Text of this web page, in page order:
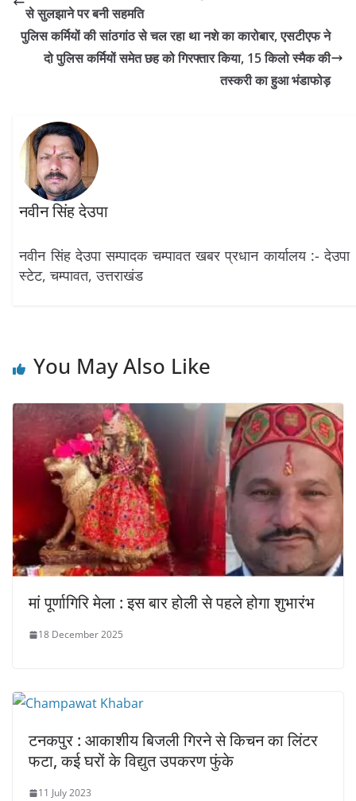
से सुलझाने पर बनी सहमति
पुलिस कर्मियों की सांठगांठ से चल रहा था नशे का कारोबार, एसटीएफ ने
दो पुलिस कर्मियों समेत छह को गिरफ्तार किया, 15 किलो स्मैक की
तस्करी का हुआ भंडाफोड़
नवीन सिंह देउपा
नवीन सिंह देउपा सम्पादक चम्पावत खबर प्रधान कार्यालय :- देउपा
स्टेट, चम्पावत, उत्तराखंड
You May Also Like
मां पूर्णागिरि मेला : इस बार होली से पहले होगा शुभारंभ
18 December 2025
टनकपुर : आकाशीय बिजली गिरने से किचन का लिंटर
फटा, कई घरों के विद्युत उपकरण फुंके
11 July 2023